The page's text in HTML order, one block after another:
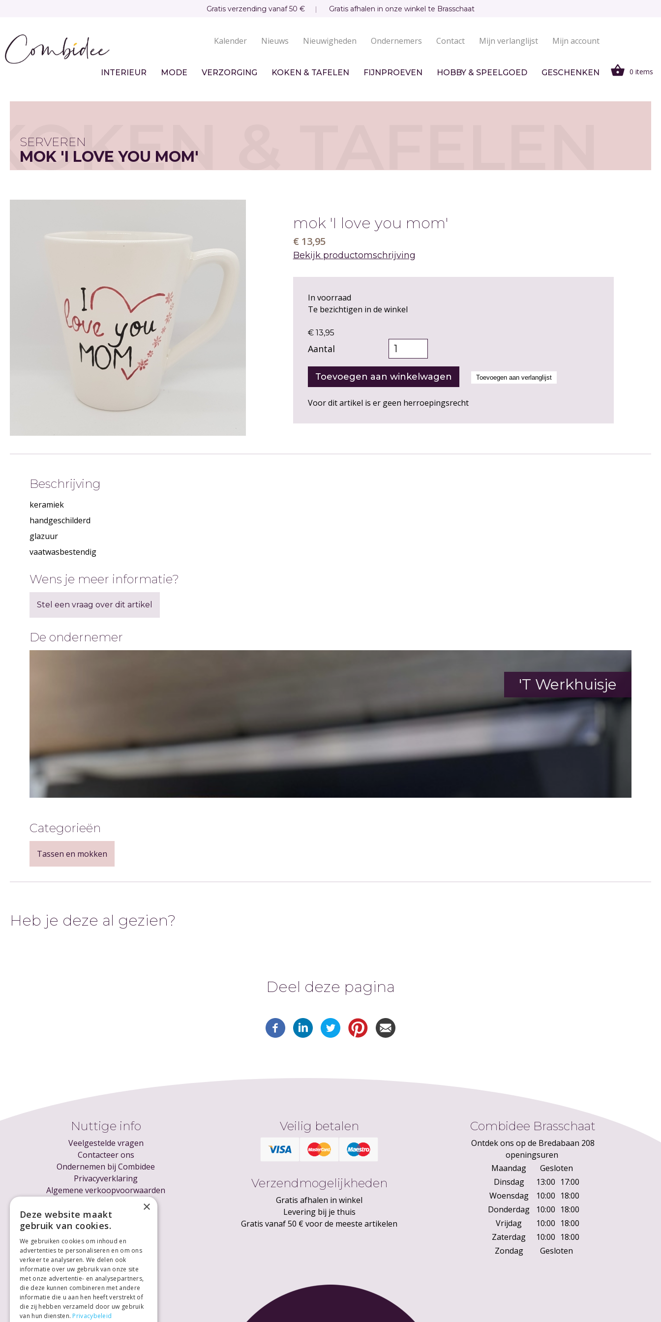
inhoud
gaan
Gratis verzending vanaf 50 € Gratis afhalen in onze winkel te Brasschaat
navigatie
Kalender Nieuws Nieuwigheden Ondernemers Contact Mijn verlanglijst Mijn account
INTERIEUR MODE VERZORGING KOKEN & TAFELEN FIJNPROEVEN HOBBY & SPEELGOED GESCHENKEN 0 items
& TAFELEN
SERVEREN
MOK 'I LOVE YOU MOM'
mok 'I love you mom'
€ 13,95
Bekijk productomschrijving
In voorraad
Te bezichtigen in de winkel
€ 13,95
Aantal
Voor dit artikel is er geen herroepingsrecht
Beschrijving
keramiek
handgeschilderd
glazuur
vaatwasbestendig
Wens je meer informatie?
Stel een vraag over dit artikel
De ondernemer
'T Werkhuisje
Categorieën
Tassen en mokken
Heb je deze al gezien?
Deel deze pagina
Nuttige info
Veelgestelde vragen
Contacteer ons
Ondernemen bij Combidee
Privacyverklaring
Algemene verkoopvoorwaarden
Voor ondernemers
Veilig betalen
Verzendmogelijkheden
Gratis afhalen in winkel
Levering bij je thuis
Gratis vanaf 50 € voor de meeste artikelen
Combidee Brasschaat
Ontdek ons op de Bredabaan 208
openingsuren
Maandag
Gesloten
Dinsdag
13:00 17:00
Woensdag
10:00 18:00
Donderdag
10:00 18:00
Vrijdag
10:00 18:00
Zaterdag
10:00 18:00
Zondag
Gesloten
×
Deze website maakt
gebruik van cookies.
We gebruiken cookies om inhoud en
advertenties te personaliseren en om ons
verkeer te analyseren. We delen ook
informatie over uw gebruik van onze site
met onze advertentie- en analysepartners,
die deze kunnen combineren met andere
informatie die u aan hen heeft verstrekt of
die zij hebben verzameld door uw gebruik
van hun diensten. Privacybeleid